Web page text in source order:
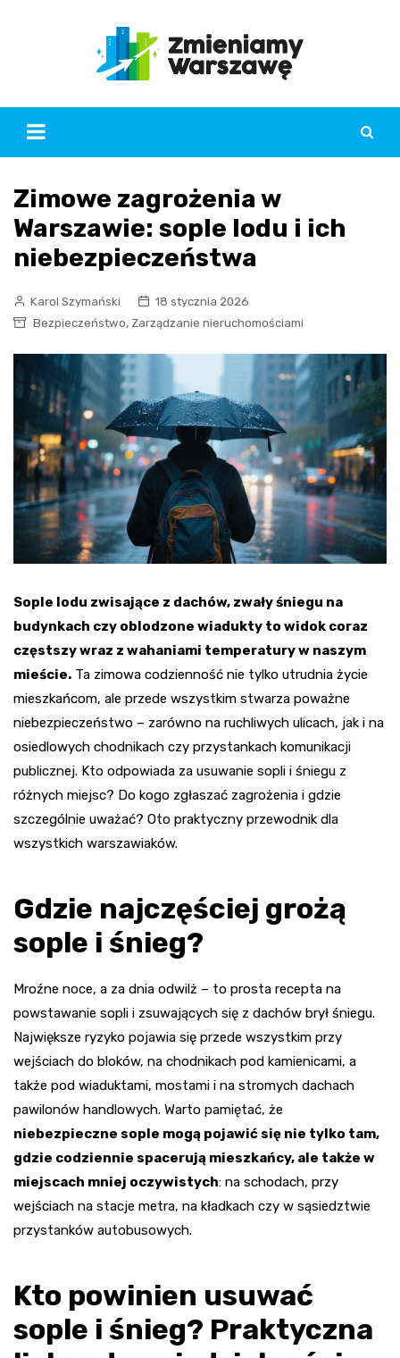
Zimowe zagrożenia w
Warszawie: sople lodu i ich
niebezpieczeństwa
Karol Szymański
18 stycznia 2026
Bezpieczeństwo, Zarządzanie nieruchomościami
Sople lodu zwisające z dachów, zwały śniegu na
budynkach czy oblodzone wiadukty to widok coraz
częstszy wraz z wahaniami temperatury w naszym
mieście. Ta zimowa codzienność nie tylko utrudnia życie
mieszkańcom, ale przede wszystkim stwarza poważne
niebezpieczeństwo – zarówno na ruchliwych ulicach, jak i na
osiedlowych chodnikach czy przystankach komunikacji
publicznej. Kto odpowiada za usuwanie sopli i śniegu z
różnych miejsc? Do kogo zgłaszać zagrożenia i gdzie
szczególnie uważać? Oto praktyczny przewodnik dla
wszystkich warszawiaków.
Gdzie najczęściej grożą
sople i śnieg?
Mroźne noce, a za dnia odwilż – to prosta recepta na
powstawanie sopli i zsuwających się z dachów brył śniegu.
Największe ryzyko pojawia się przede wszystkim przy
wejściach do bloków, na chodnikach pod kamienicami, a
także pod wiaduktami, mostami i na stromych dachach
pawilonów handlowych. Warto pamiętać, że
niebezpieczne sople mogą pojawić się nie tylko tam,
gdzie codziennie spacerują mieszkańcy, ale także w
miejscach mniej oczywistych: na schodach, przy
wejściach na stacje metra, na kładkach czy w sąsiedztwie
przystanków autobusowych.
Kto powinien usuwać
sople i śnieg? Praktyczna